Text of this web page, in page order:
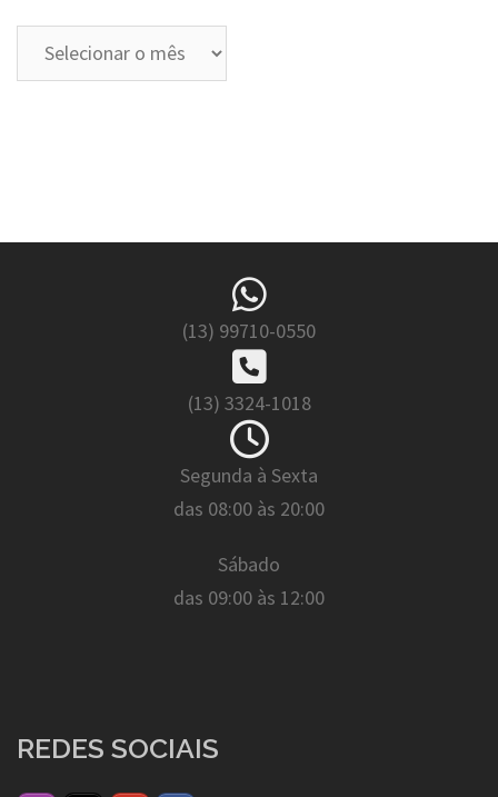
Arquivos
(13) 99710-0550
(13) 3324-1018
Segunda à Sexta
das 08:00 às 20:00
Sábado
das 09:00 às 12:00
REDES SOCIAIS